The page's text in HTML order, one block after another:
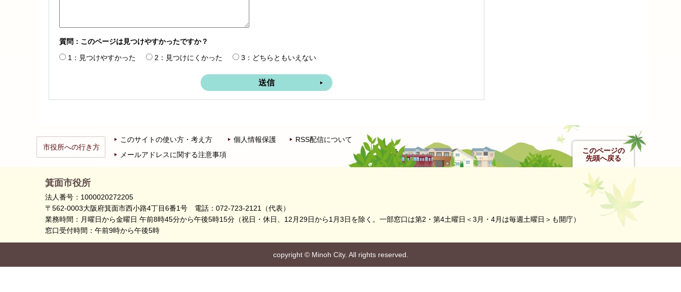
質問：このページは見つけやすかったですか？
1：見つけやすかった
2：見つけにくかった 3：どちらともいえない
このページの
先頭へ戻る
市役所への行き方
このサイトの使い方・考え方 個人情報保護
RSS配信について
メールアドレスに関する注意事項
箕面市役所
法人番号：1000020272205
〒562-0003大阪府箕面市西小路4丁目6番1号 電話：072-723-2121（代表）
業務時間：月曜日から金曜日 午前8時45分から午後5時15分 （祝日・休日、12月29日から1月3日を除く。 一部窓口は第2・第4土曜日＜3月・4月は毎週土曜日＞も開庁）
窓口受付時間：午前9時から午後5時
copyright ©Minoh City. All rights reserved.